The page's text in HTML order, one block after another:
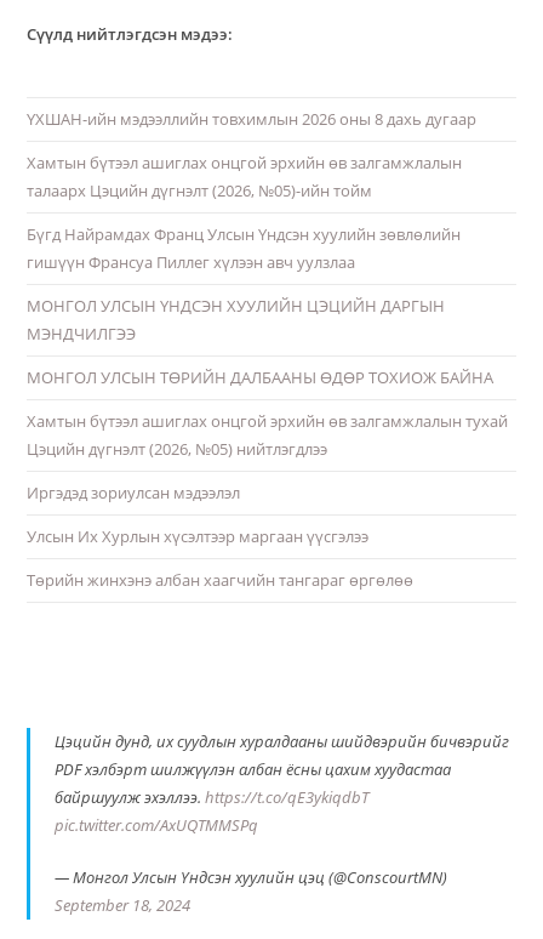
Сүүлд нийтлэгдсэн мэдээ:
ҮХШАН-ийн мэдээллийн товхимлын 2026 оны 8 дахь дугаар
Хамтын бүтээл ашиглах онцгой эрхийн өв залгамжлалын
талаарх Цэцийн дүгнэлт (2026, №05)-ийн тойм
Бүгд Найрамдах Франц Улсын Үндсэн хуулийн зөвлөлийн
гишүүн Франсуа Пиллег хүлээн авч уулзлаа
МОНГОЛ УЛСЫН ҮНДСЭН ХУУЛИЙН ЦЭЦИЙН ДАРГЫН
МЭНДЧИЛГЭЭ
МОНГОЛ УЛСЫН ТӨРИЙН ДАЛБААНЫ ӨДӨР ТОХИОЖ БАЙНА
Хамтын бүтээл ашиглах онцгой эрхийн өв залгамжлалын тухай
Цэцийн дүгнэлт (2026, №05) нийтлэгдлээ
Иргэдэд зориулсан мэдээлэл
Улсын Их Хурлын хүсэлтээр маргаан үүсгэлээ
Төрийн жинхэнэ албан хаагчийн тангараг өргөлөө
Цэцийн дунд, их суудлын хуралдааны шийдвэрийн бичвэрийг
PDF хэлбэрт шилжүүлэн албан ёсны цахим хуудастаа
байршуулж эхэллээ.https://t.co/qE3ykiqdbT
pic.twitter.com/AxUQTMMSPq
— Монгол Улсын Үндсэн хуулийн цэц (@ConscourtMN)
September 18, 2024